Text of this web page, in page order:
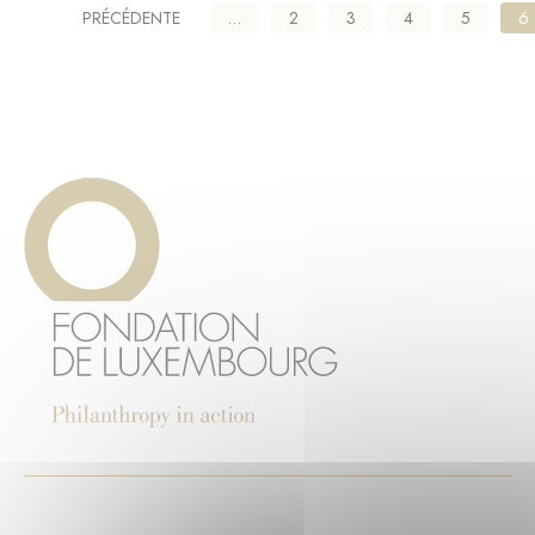
PAGE
PRÉCÉDENTE … Page
2 Page
3 Page
4 Page
5 6